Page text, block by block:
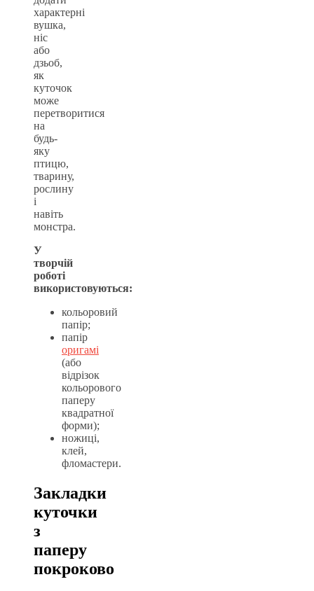
характерні
вушка,
ніс
або
дзьоб,
як
куточок
може
перетворитися
на
будь-
яку
птицю,
тварину,
рослину
і
навіть
монстра.
У
творчій
роботі
використовуються:
кольоровий
папір;
папір
оригамі
(або
відрізок
кольорового
паперу
квадратної
форми);
ножиці,
клей,
фломастери.
Закладки
куточки
з
паперу
покроково